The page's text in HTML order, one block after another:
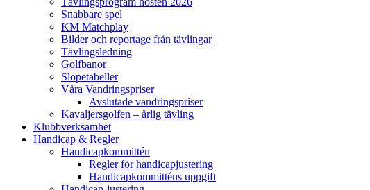
Snabbare spel
KM Matchplay
Bilder och reportage från tävlingar
Tävlingsledning
Golfbanor
Slopetabeller
Våra Vandringspriser
Avslutade vandringspriser
Kavaljersgolfen – årlig tävling
Klubbverksamhet
Handicap & Regler
Handicapkommittén
Regler för handicapjustering
Handicapkommitténs uppgift